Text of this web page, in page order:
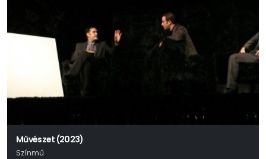
Művészet (2023)
Színmű